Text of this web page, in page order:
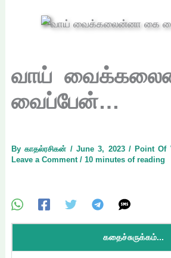
வாய்
வைப்பேன்…
Byகாதல்ரசிகன் /June 3, 2023 / Point Of
Leave a Comment /10 minutes of reading
கதைச்சுருக்கம்...